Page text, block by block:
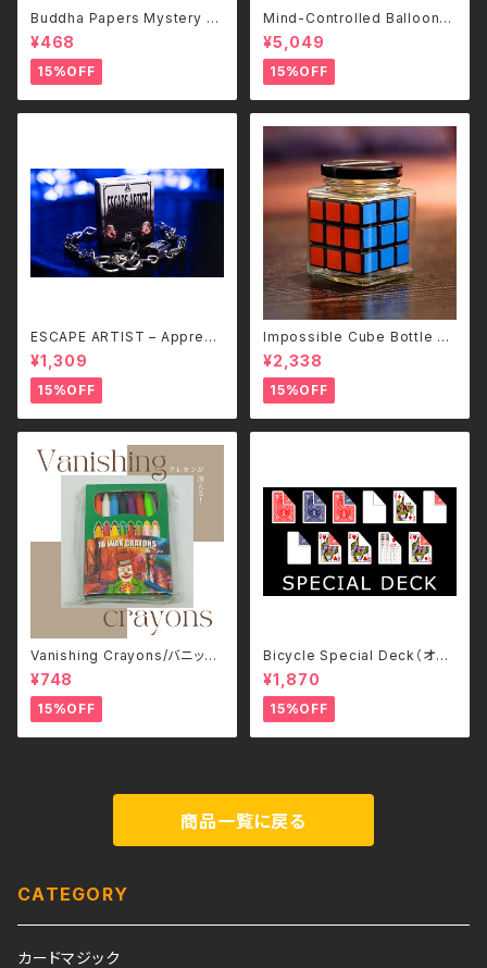
Buddha Papers Mystery b
y Mr Magic-日本語補足解説
書付き
¥468
15%OFF
Mind-Controlled Balloon
(Deluxe ver.) by RYOTA
¥5,049
15%OFF
ESCAPE ARTIST – Apprenti
ce Magic（チェーン＆南京錠セ
ット）
¥1,309
15%OFF
Impossible Cube Bottle –
どうやって入れたのか分からな
い。–
¥2,338
15%OFF
Vanishing Crayons/バニッシ
¥748
15%OFF
Bicycle Special Deck（オン
ライン解説11手順付）
¥1,870
15%OFF
商品一覧に戻る
CATEGORY
カードマジック